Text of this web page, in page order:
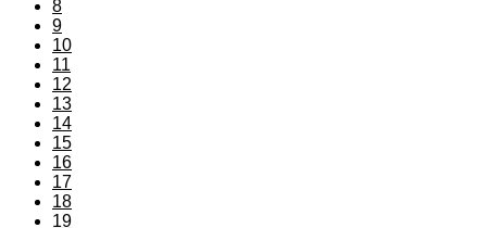
8
9
10
11
12
13
14
15
16
17
18
19